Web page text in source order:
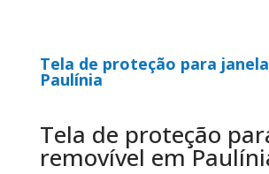
Tela de proteção para
Paulínia
Tela de proteção
removível em